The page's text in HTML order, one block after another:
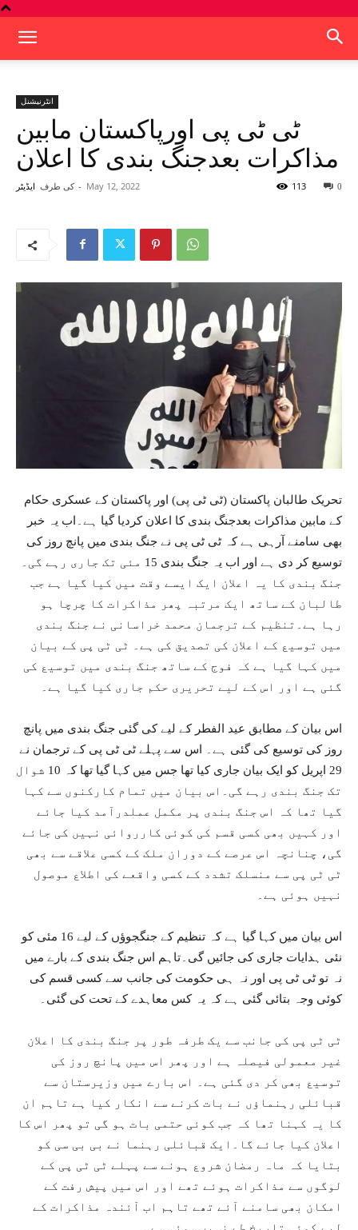
انٹرنیشنل
ٹی ٹی پی اورپاکستان مابین
مذاکرات بعدجنگ بندی کا اعلان
کی طرف ایڈیٹر - May 12, 2022 0
113
تحریک طالبان پاکستان (ٹی ٹی پی) اور پاکستان کے عسکری حکام
کے مابین مذاکرات بعدجنگ بندی کا اعلان کردیا گیا ہے۔اب یہ خبر
بھی سامنے آرہی ہے کہ ٹی ٹی پی نے جنگ بندی میں پانچ روز کی
توسیع کر دی ہے اور اب یہ جنگ بندی 15 مئی تک جاری رہے گی۔
جنگ بندی کا یہ اعلان ایک ایسے وقت میں کیا گیا ہے جب
طالبان کے ساتھ ایک مرتبہ پھر مذاکرات کا چرچا ہو
رہا ہے۔تنظیم کے ترجمان محمد خراسانی نے جنگ بندی
میں توسیع کے اعلان کی تصدیق کی ہے۔ ٹی ٹی پی کے بیان
میں کہا گیا ہے کہ فوج کے ساتھ جنگ بندی میں توسیع کی
گئی ہے اور اس کے لیے تحریری حکم جاری کیا گیا ہے۔
اس بیان کے مطابق عید الفطر کے لیے کی گئی جنگ بندی میں پانچ
روز کی توسیع کی گئی ہے۔ اس سے پہلے ٹی ٹی پی کے ترجمان نے
29 اپریل کو ایک بیان جاری کیا تھا جس میں کہا گیا تھا کہ 10 شوال
تک جنگ بندی رہے گی۔اس بیان میں تمام کارکنوں سے کہا
گیا تھا کہ اس جنگ بندی پر مکمل عملدرآمد کیا جائے
اور کہیں بھی کسی قسم کی کوئی کارروائی نہیں کی جائے
گی، چنانچہ اس عرصے کے دوران ملک کے کسی علاقے سے بھی
ٹی ٹی پی سے منسلک تشدد کے کسی واقعے کی اطلاع موصول
نہیں ہوئی ہے۔
اس بیان میں کہا گیا ہے کہ تنظیم کے جنگجوؤں کے لیے 16 مئی کو
نئی ہدایات جاری کی جائیں گی۔تاہم اس جنگ بندی کے بارے میں
نہ تو ٹی ٹی پی اور نہ ہی حکومت کی جانب سے کسی قسم کی
کوئی وجہ بتائی گئی ہے کہ یہ کس معاہدے کے تحت کی گئی۔
ٹی ٹی پی کی جانب سے یک طرفہ طور پر جنگ بندی کا اعلان
غیر معمولی فیصلہ ہے اور پھر اس میں پانچ روز کی
توسیع بھی کر دی گئی ہے۔ اس بارے میں وزیرستان سے
قبائلی رہنماؤں نے بات کرنے سے انکار کیا ہے تاہم ان
کا یہ کہنا تھا کہ جب کوئی حتمی بات ہو گی تو پھر اس کا
اعلان کیا جائے گا۔ایک قبائلی رہنما نے بی بی سی کو
بتایا کہ ماہ رمضان شروع ہونے سے پہلے ٹی ٹی پی کے
لوگوں سے مذاکرات ہوئے تھے اور اس میں پیش رفت کے
امکان بھی سامنے آئے تھے تاہم اب آئندہ مذاکرات کے